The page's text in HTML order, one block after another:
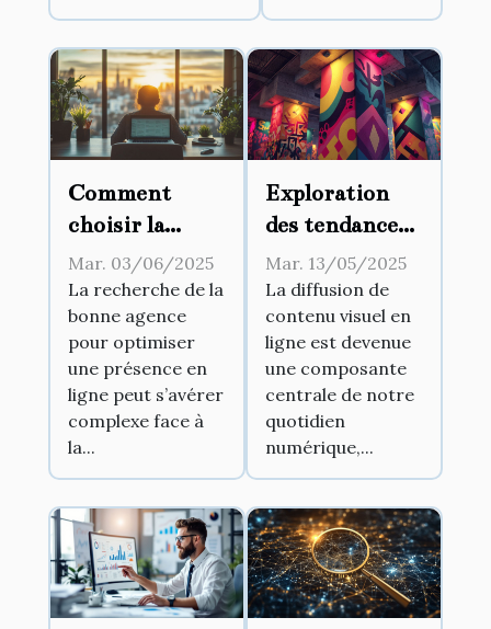
Comment
choisir la
bonne agence
pour optimiser
votre présence
en ligne
Mar. 03/06/2025
La recherche de la
bonne agence
pour optimiser
une présence en
ligne peut s’avérer
complexe face à
la...
Exploration
des tendances
actuelles dans
le partage de
contenu visuel
en ligne
Mar. 13/05/2025
La diffusion de
contenu visuel en
ligne est devenue
une composante
centrale de notre
quotidien
numérique,...